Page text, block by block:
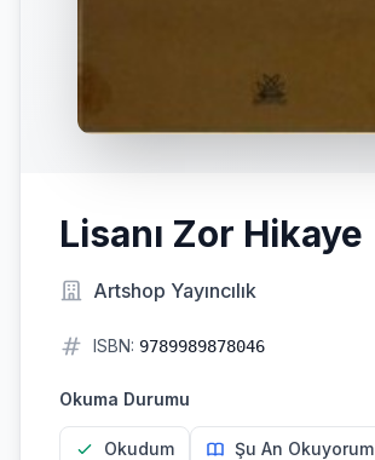
Lisanı Zor Hikaye
Artshop Yayıncılık
ISBN: 9789989878046
Okuma Durumu
Okudum Şu An Okuyorum